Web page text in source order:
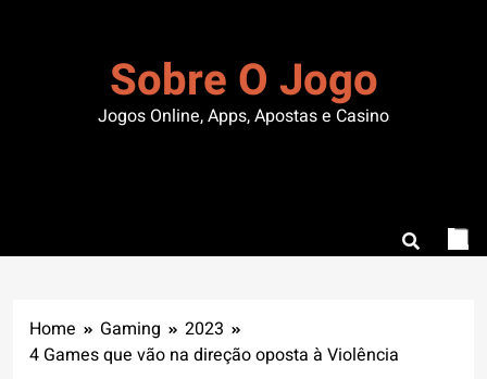
Sobre O Jogo
Jogos Online, Apps, Apostas e Casino
Home Gaming
2023
4 Games que vão na direção oposta à Violência